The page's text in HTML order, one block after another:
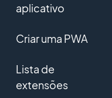
aplicativo
Criar uma PWA
Lista de
extensões